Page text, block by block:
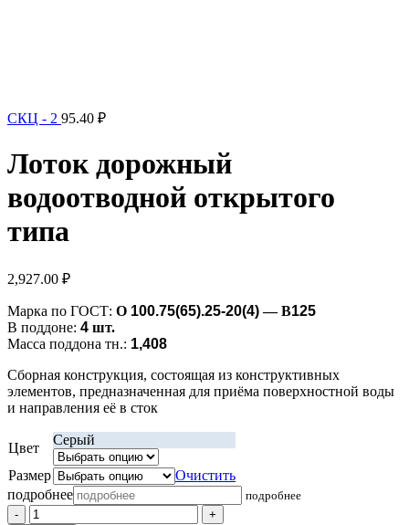
СКЦ - 2 95.40 ₽
Лоток дорожный
водоотводной открытого
типа
2,927.00 ₽
Марка по ГОСТ: О 100.75(65).25-20(4)— В125
В поддоне: 4 шт.
Масса поддона тн.: 1,408
Сборная конструкция, состоящая из конструктивных
элементов, предназначенная для приёма поверхностной воды
и направления её в сток
Цвет
Серый
Размер
Очистить
подробнее
подробнее
Количество